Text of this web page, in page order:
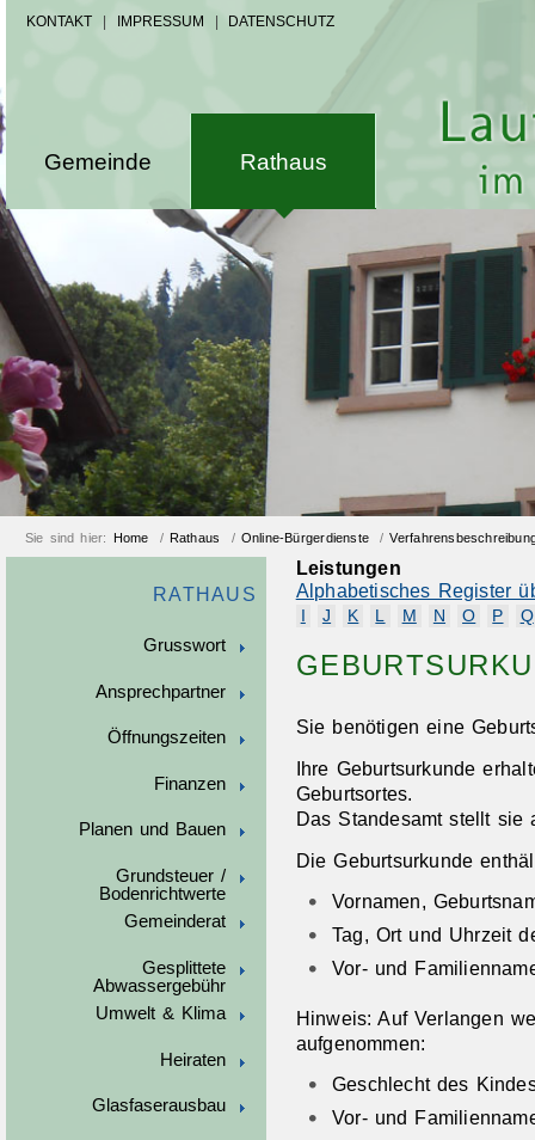
KONTAKT IMPRESSUM DATENSCHUTZ
Gemeinde Rathaus
Sie sind hier: Home / Rathaus / Online-Bürgerdienste /
RATHAUS
Grusswort
Ansprechpartner
Öffnungszeiten
Finanzen
Planen und Bauen
Grundsteuer /
Bodenrichtwerte
Gemeinderat
Gesplittete
Abwassergebühr
Umwelt & Klima
Heiraten
Glasfaserausbau
Leistungen
Alphabetisches Register
J K L M N O P Q
Sie benötigen eine
Ihre Geburtsurkunde
Geburtsortes.
Das Standesamt stellt sie
Die Geburtsurkunde
Vornamen,
Tag, Ort und Uhrzeit
Vor- und
Hinweis: Auf Verlangen
aufgenommen:
Geschlecht des
Vor- und